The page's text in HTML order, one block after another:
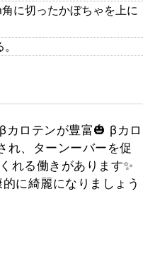
に切ったかぼちゃを上に
カロテンが豊富🎃 βカロ
れ、ターンーバーを促
れる働きがあります✨
に綺麗になりましょう